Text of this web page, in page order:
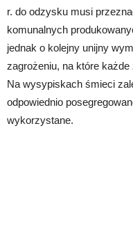
r. do odzysku musi
komunalnych
jednak o kolejny unijny
zagrożeniu, na które każde
Na wysypiskach śmieci
odpowiednio
wykorzystane.